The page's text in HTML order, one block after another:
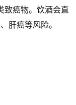
致癌物。饮酒会直
肝癌等风险。